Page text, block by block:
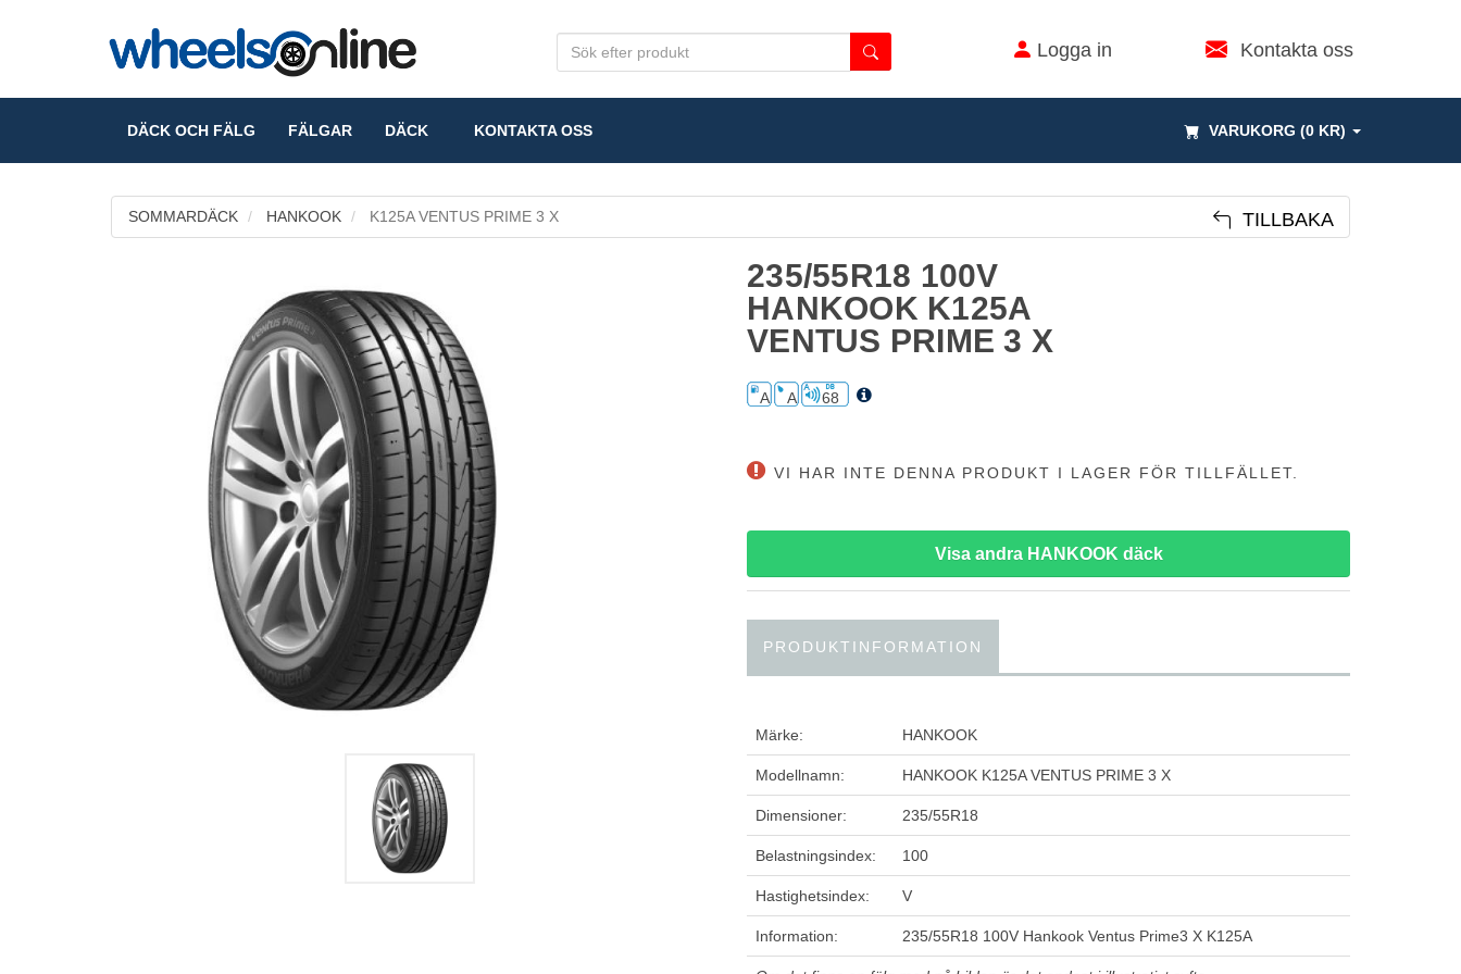
Logga in Kontakta oss
VARUKORG (0 KR)
DÄCK OCH FÄLG FÄLGAR DÄCK KONTAKTA OSS
SOMMARDÄCK HANKOOK K125A VENTUS PRIME 3 X TILLBAKA
235/55R18 100V
HANKOOK K125A
VENTUS PRIME 3 X
A A 68
VI HAR INTE DENNA PRODUKT I LAGER FÖR TILLFÄLLET.
Visa andra HANKOOK däck
PRODUKTINFORMATION
Märke: HANKOOK
Modellnamn: HANKOOK K125A VENTUS PRIME 3 X
Dimensioner: 235/55R18
Belastningsindex: 100
Hastighetsindex: V
Information: 235/55R18 100V Hankook Ventus Prime3 X K125A